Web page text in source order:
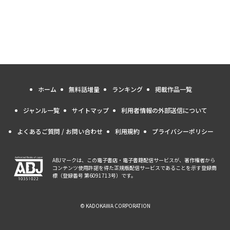
ホーム 無料話増量 ランキング 掲載作品一覧
ジャンル一覧 サイトマップ 利用者情報の外部送信について
よくあるご質問 / お問い合わせ 利用規約 プライバシーポリシー
ABJマークは、この電子書店・電子書籍配信サービスが、著作権者から
コンテンツ使用許諾を得た正規版配信サービスであることを示す登録商
標（登録番号 第6091713号）です。
© KADOKAWA CORPORATION